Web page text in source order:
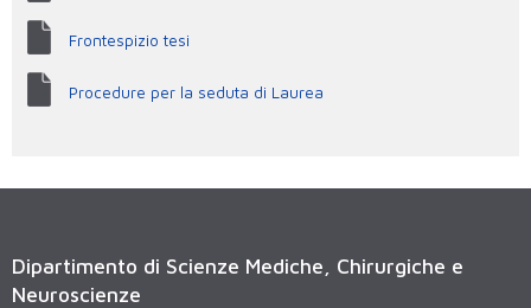
Frontespizio tesi
Procedure per la seduta di Laurea
Dipartimento di Scienze Mediche, Chirurgiche e
Neuroscienze